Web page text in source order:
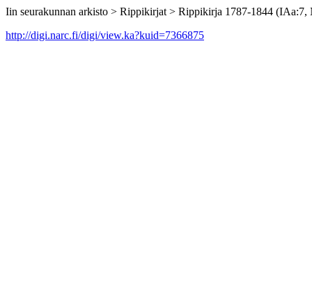
Iin seurakunnan arkisto > Rippikirjat > Rippikirja 1787-1844 (IAa:7,
http://digi.narc.fi/digi/view.ka?kuid=7366875